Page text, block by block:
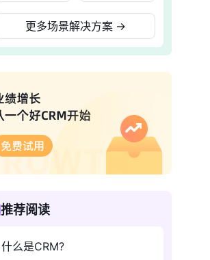
更多场景解决方案 →
推荐阅读
什么是CRM?